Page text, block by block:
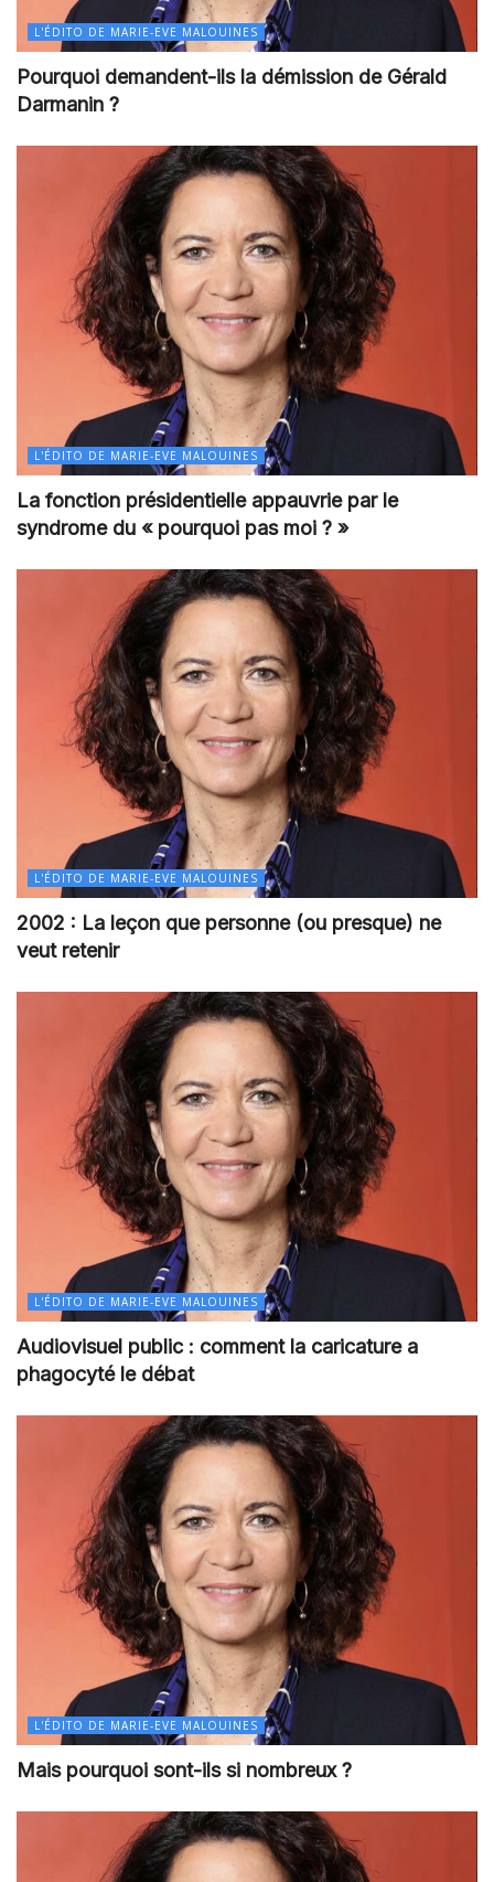
L'ÉDITO DE MARIE-EVE MALOUINES
Pourquoi demandent-ils la démission de Gérald
Darmanin ?
L'ÉDITO DE MARIE-EVE MALOUINES
La fonction présidentielle appauvrie par le
syndrome du « pourquoi pas moi ? »
L'ÉDITO DE MARIE-EVE MALOUINES
2002 : La leçon que personne (ou presque) ne
veut retenir
L'ÉDITO DE MARIE-EVE MALOUINES
Audiovisuel public : comment la caricature a
phagocyté le débat
L'ÉDITO DE MARIE-EVE MALOUINES
Mais pourquoi sont-ils si nombreux ?